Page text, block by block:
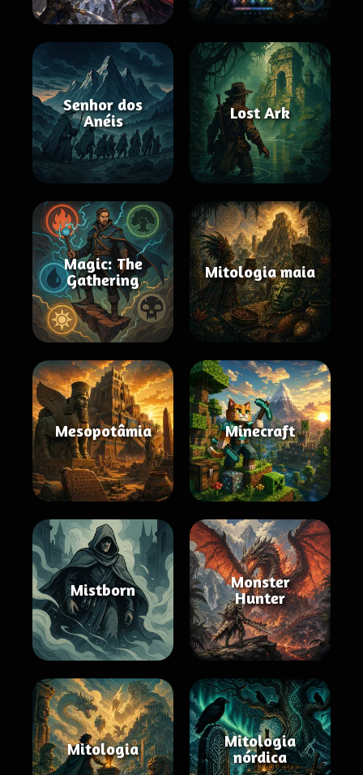
Senhor dos
Anéis
Lost Ark
Magic: The
Gathering
Mitologia maia
Mesopotâmia Minecraft
Mistborn
Monster
Hunter
Mitologia
Mitologia
nórdica